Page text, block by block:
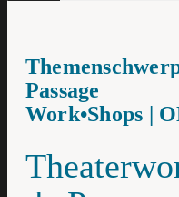
Passage
Work•Shops |